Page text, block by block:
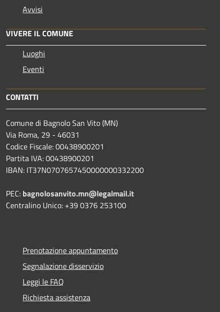
Avvisi
VIVERE IL COMUNE
Luoghi
Eventi
CONTATTI
Comune di Bagnolo San Vito (MN)
Via Roma, 29 - 46031
Codice Fiscale: 00438900201
Partita IVA: 00438900201
IBAN: IT37N0707657450000000332200
PEC: bagnolosanvito.mn@legalmail.it
Centralino Unico: +39 0376 253100
Prenotazione appuntamento
Segnalazione disservizio
Leggi le FAQ
Richiesta assistenza